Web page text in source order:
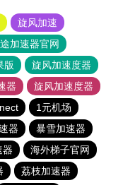
旋风加速
加速器官网
版
旋风加速度器
器
旋风加速度器
1元机场
器
暴雪加速器
器
海外梯子官网
荔枝加速器